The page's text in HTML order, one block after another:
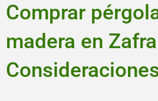
Comprar
madera en